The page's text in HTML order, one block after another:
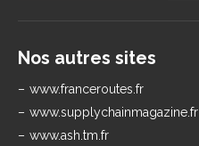
Nos autres sites
www.franceroutes.fr
www.supplychainmagazine.fr
www.ash.tm.fr